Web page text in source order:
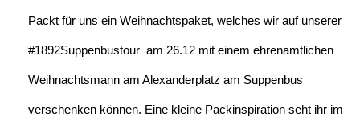
Packt für uns ein Weihnachtspaket, welches wir auf unserer
#1892Suppenbustour am 26.12 mit einem ehrenamtlichen
Weihnachtsmann am Alexanderplatz am Suppenbus
verschenken können. Eine kleine Packinspiration seht ihr im